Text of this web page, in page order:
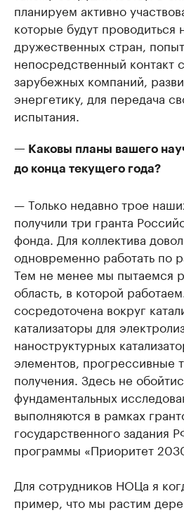
планируем активно
которые будут проводиться
дружественных стран,
непосредственный контакт
зарубежных компаний,
энергетику, для передача
испытания.
— Каковы планы вашего
до конца текущего года?
— Только недавно трое
получили три гранта
фонда. Для коллектива
одновременно работать по
Тем не менее мы пытаемся
область, в которой
сосредоточена вокруг
катализаторы для
наноструктурных
элементов, прогрессивные
получения. Здесь не
фундаментальных
выполняются в рамках
государственного задания
программы «Приоритет
Для сотрудников НОЦа я
пример, что мы растим